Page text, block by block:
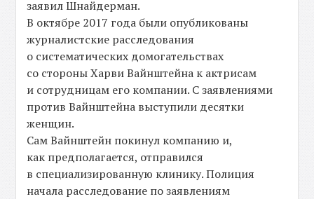
заявил Шнайдерман.
В октябре 2017 года были опубликованы
журналистские расследования
о систематических домогательствах
со стороны Харви Вайнштейна к актрисам
и сотрудницам его компании. С заявлениями
против Вайнштейна выступили десятки
женщин.
Сам Вайнштейн покинул компанию и,
как предполагается, отправился
в специализированную клинику. Полиция
начала расследование по заявлениям